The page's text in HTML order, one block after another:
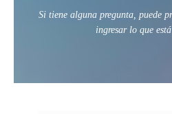
Si tiene alguna pregunta, puede
ingresar lo que